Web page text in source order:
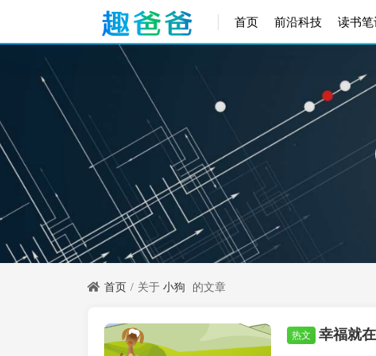
首页 前沿科技 读书笔
首页 关于 小狗 的文章
睡前故事
热文 幸福就